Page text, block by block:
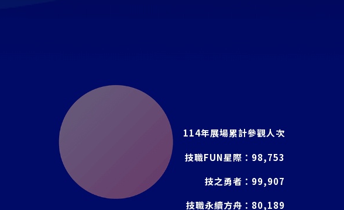
114年展場累計參觀人次
技職FUN星際： 98,753
技之勇者： 99,907
技職永續方舟： 80,189